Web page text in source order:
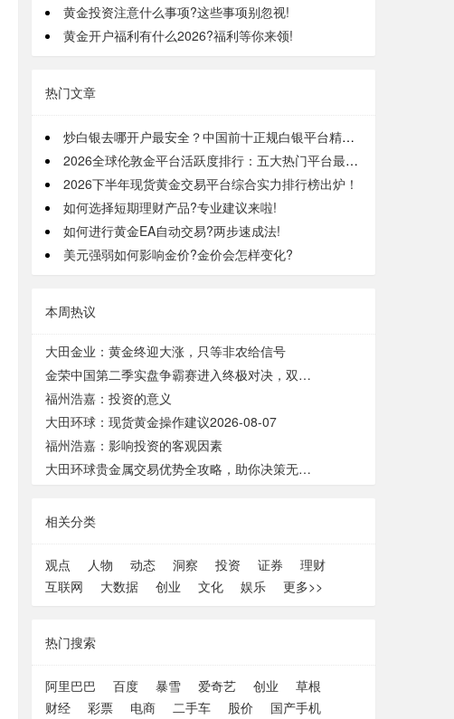
黄金投资注意什么事项?这些事项别忽视!
黄金开户福利有什么2026?福利等你来领!
热门文章
炒白银去哪开户最安全？中国前十正规白银平台精选推荐！
2026全球伦敦金平台活跃度排行：五大热门平台最新名单揭晓！
2026下半年现货黄金交易平台综合实力排行榜出炉！
如何选择短期理财产品?专业建议来啦!
如何进行黄金EA自动交易?两步速成法!
美元强弱如何影响金价?金价会怎样变化?
本周热议
大田金业：黄金终迎大涨，只等非农给信号
金荣中国第二季实盘争霸赛进入终极对决，双榜竞逐彰显专业平台优势
福州浩嘉：‌投资的意义
大田环球：现货黄金操作建议2026-08-07
福州浩嘉：影响投资的客观因素
大田环球贵金属交易优势全攻略，助你决策无忧!
相关分类
观点 人物 动态 洞察 投资 证券
理财
互联网
大数据 创业 文化 娱乐 更多>>
热门搜索
阿里巴巴 百度 暴雪 爱奇艺 创业
草根
财经
彩票 电商 二手车 股价
国产手机